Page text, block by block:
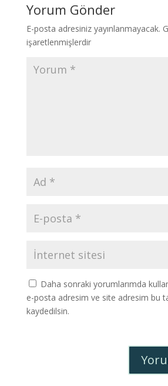
Yorum Gönder
E-posta adresiniz yayınlanmayacak.
işaretlenmişlerdir
Daha sonraki yorumlarımda
e-posta adresim ve site adresim bu
kaydedilsin.